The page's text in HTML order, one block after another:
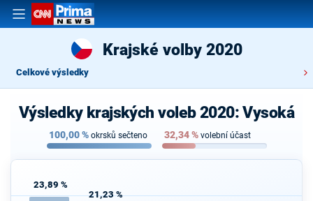
Krajské volby 2020
Celkové výsledky
Výsledky krajských voleb 2020: Vysoká
100,00% okrsků sečteno 32,34% volební účast
23,89 %
21,23 %